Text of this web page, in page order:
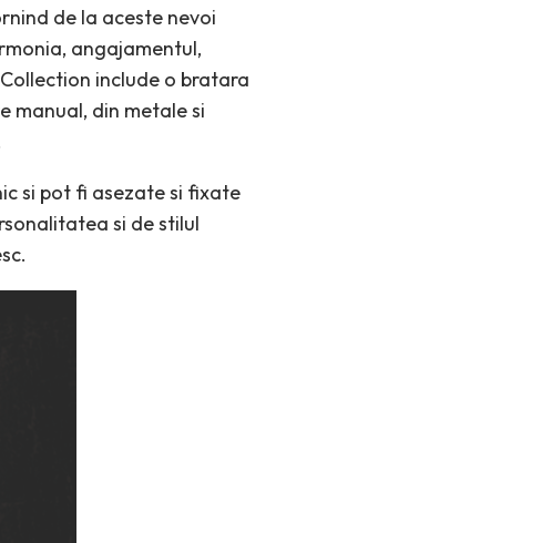
de la aceste nevoi
angajamentul,
include o bratara
manual, din metale si
si pot fi asezate si fixate
si de stilul